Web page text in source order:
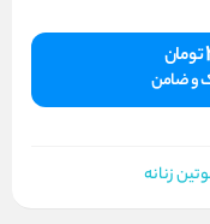
تومان
و ضامن
زنانه